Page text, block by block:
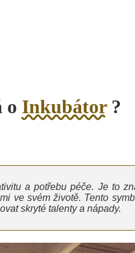
o Inkubátor?
a potřebu péče. Je to
ve svém životě. Tento
skryté talenty a nápady.